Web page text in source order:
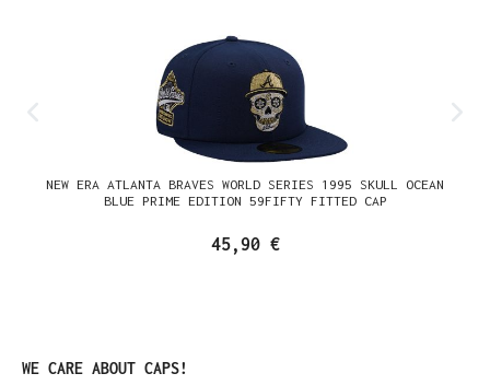
NEW ERA ATLANTA BRAVES WORLD SERIES 1995 SKULL OCEAN
BLUE PRIME EDITION 59FIFTY FITTED CAP
45,90 €
Produktgalerie überspringen
WE CARE ABOUT CAPS!